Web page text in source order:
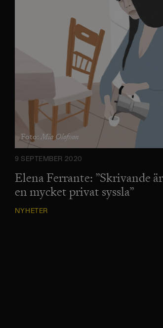
Foto:Mia Olofsson
9 SEPTEMBER 2020
Elena Ferrante: ”Skrivande är
en mycket privat syssla”
NYHETER